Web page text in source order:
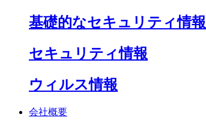
基礎的なセキュリティ情報
セキュリティ情報
ウィルス情報
会社概要